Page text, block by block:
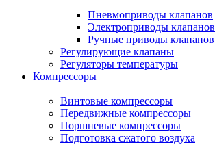
Пневмоприводы клапанов
Электроприводы клапанов
Ручные приводы клапанов
Регулирующие клапаны
Регуляторы температуры
Компрессоры
Винтовые компрессоры
Передвижные компрессоры
Поршневые компрессоры
Подготовка сжатого воздуха